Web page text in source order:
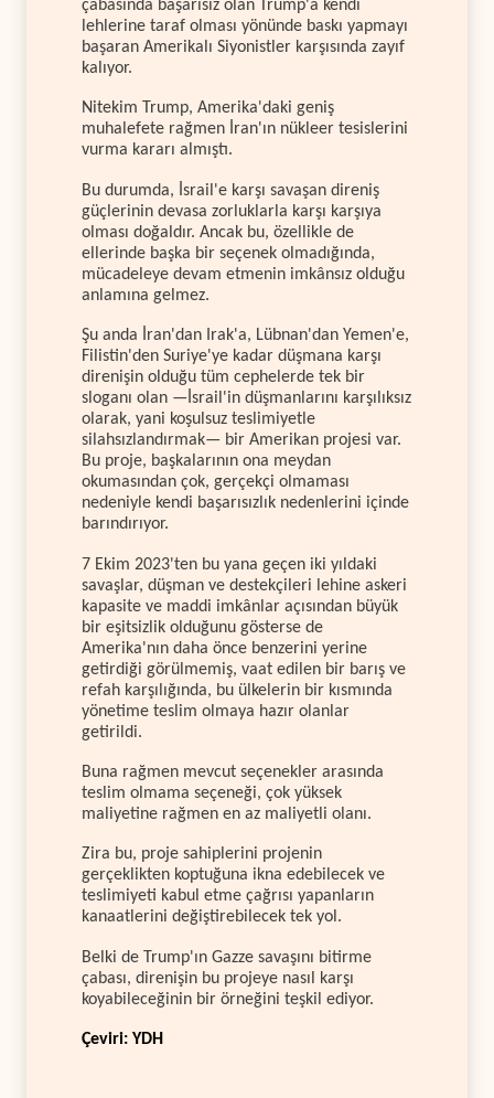
çabasında başarısız olan Trump'a kendi
lehlerine taraf olması yönünde baskı yapmayı
başaran Amerikalı Siyonistler karşısında zayıf
kalıyor.
Nitekim Trump, Amerika'daki geniş
muhalefete rağmen İran'ın nükleer tesislerini
vurma kararı almıştı.
Bu durumda, İsrail'e karşı savaşan direniş
güçlerinin devasa zorluklarla karşı karşıya
olması doğaldır. Ancak bu, özellikle de
ellerinde başka bir seçenek olmadığında,
mücadeleye devam etmenin imkânsız olduğu
anlamına gelmez.
Şu anda İran'dan Irak'a, Lübnan'dan Yemen'e,
Filistin'den Suriye'ye kadar düşmana karşı
direnişin olduğu tüm cephelerde tek bir
sloganı olan —İsrail'in düşmanlarını karşılıksız
olarak, yani koşulsuz teslimiyetle
silahsızlandırmak— bir Amerikan projesi var.
Bu proje, başkalarının ona meydan
okumasından çok, gerçekçi olmaması
nedeniyle kendi başarısızlık nedenlerini içinde
barındırıyor.
7 Ekim 2023'ten bu yana geçen iki yıldaki
savaşlar, düşman ve destekçileri lehine askeri
kapasite ve maddi imkânlar açısından büyük
bir eşitsizlik olduğunu gösterse de
Amerika'nın daha önce benzerini yerine
getirdiği görülmemiş, vaat edilen bir barış ve
refah karşılığında, bu ülkelerin bir kısmında
yönetime teslim olmaya hazır olanlar
getirildi.
Buna rağmen mevcut seçenekler arasında
teslim olmama seçeneği, çok yüksek
maliyetine rağmen en az maliyetli olanı.
Zira bu, proje sahiplerini projenin
gerçeklikten koptuğuna ikna edebilecek ve
teslimiyeti kabul etme çağrısı yapanların
kanaatlerini değiştirebilecek tek yol.
Belki de Trump'ın Gazze savaşını bitirme
çabası, direnişin bu projeye nasıl karşı
koyabileceğinin bir örneğini teşkil ediyor.
Çeviri: YDH